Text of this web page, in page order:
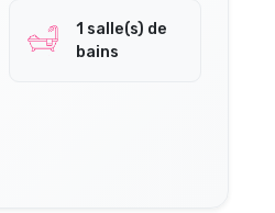
1 salle(s) de
bains